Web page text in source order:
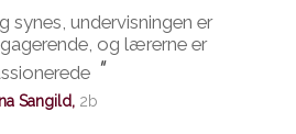
synes, undervisningen er
og lærerne er
"
Sangild, 2b